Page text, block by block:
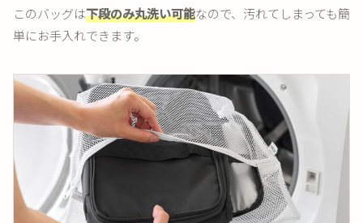
このバッグは下段のみ丸洗い可能なので、汚れてしまっても簡
単にお手入れできます。